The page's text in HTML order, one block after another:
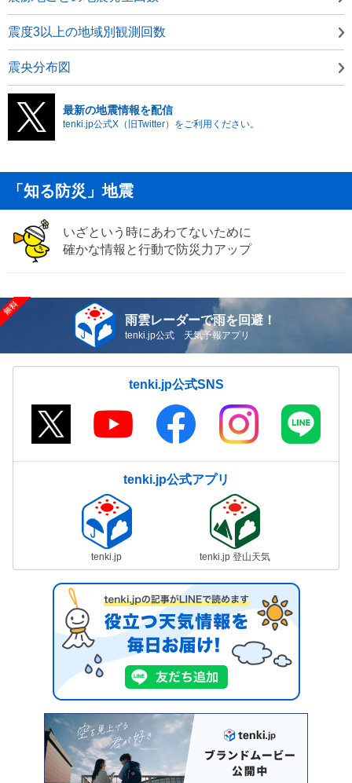
震度3以上の地域別観測回数
震央分布図
最新の地震情報を配信
tenki.jp公式X（旧Twitter）をご利用ください。
「知る防災」地震
いざという時にあわてないために
確かな情報と行動で防災力アップ
雨雲レーダーで雨を回避！
tenki.jp公式 天気予報アプリ
tenki.jp公式SNS
tenki.jp公式アプリ
tenki.jp tenki.jp 登山天気